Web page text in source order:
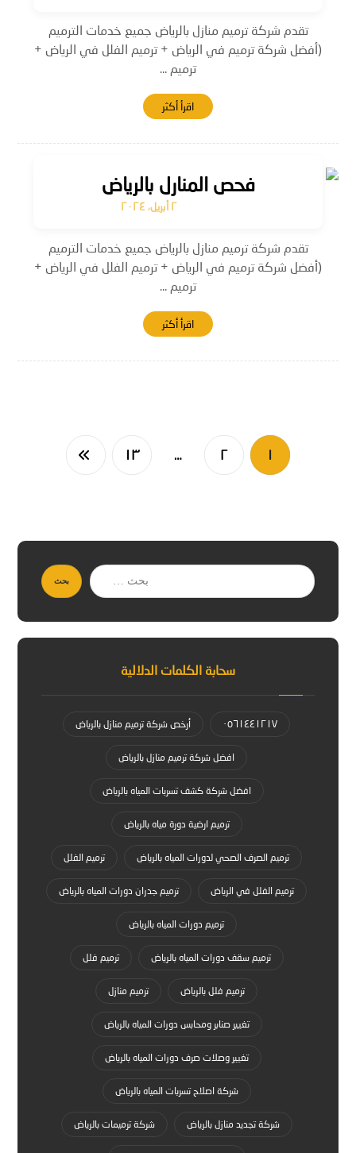
تقدم شركة ترميم منازل بالرياض جميع خدمات الترميم
(أفضل شركة ترميم في الرياض + ترميم الفلل في الرياض +
ترميم ...
اقرأ أكثر
فحص المنارل بالرياض
٢ أبريل، ٢٠٢٤
تقدم شركة ترميم منازل بالرياض جميع خدمات الترميم
(أفضل شركة ترميم في الرياض + ترميم الفلل في الرياض +
ترميم ...
اقرأ أكثر
١ ٢ … ١٣
بحث
سحابة الكلمات الدلالية
٠٥٦١٤٤١٢١٧ أرخص شركة ترميم منازل بالرياض
افضل شركة ترميم منازل بالرياض
افضل شركة كشف تسربات المياه بالرياض
ترميم ارضية دورة مياه بالرياض
ترميم الصرف الصحي لدورات المياه بالرياض ترميم الفلل
ترميم الفلل في الرياض ترميم جدران دورات المياه بالرياض
ترميم دورات المياه بالرياض
ترميم سقف دورات المياه بالرياض ترميم فلل
ترميم فلل بالرياض ترميم منازل
تغيير صنابر ومحابس دورات المياه بالرياض
تغيير وصلات صرف دورات المياه بالرياض
شركة اصلاح تسربات المياه بالرياض
شركة تجديد منازل بالرياض شركة ترميمات بالرياض